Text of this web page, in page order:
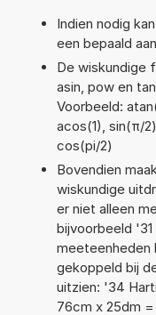
Indien nodig
een bepaald
De wiskundige
asin, pow en
Voorbeeld:
acos(1), sin(π/
cos(pi/2)
Bovendien
wiskundige
er niet alleen
bijvoorbeeld
meeteenheden
gekoppeld bij
uitzien: '34
76cm x 25dm